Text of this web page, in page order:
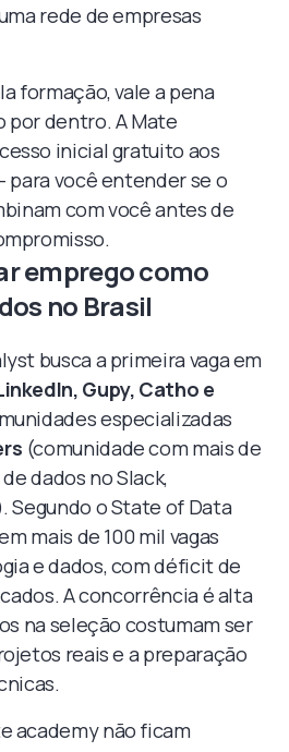
rede de empresas
formação, vale a pena
dentro. A Mate
inicial gratuito aos
para você entender se o
com você antes de
emprego como
no Brasil
busca a primeira vaga em
Gupy, Catho e
especializadas
(comunidade com mais de
dados no Slack,
Segundo o State of Data
mais de 100 mil vagas
e dados, com déficit de
A concorrência é alta
na seleção costumam ser
reais e a preparação
academy não ficam